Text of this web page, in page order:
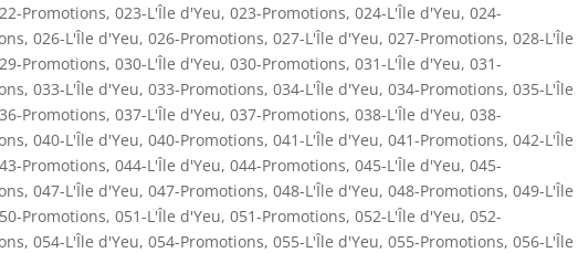
Promotions, 023-L'Île d'Yeu, 023-Promotions, 024-L'Île d'Yeu, 024-
, 026-L'Île d'Yeu, 026-Promotions, 027-L'Île d'Yeu, 027-Promotions, 028-L'Île
Promotions, 030-L'Île d'Yeu, 030-Promotions, 031-L'Île d'Yeu, 031-
, 033-L'Île d'Yeu, 033-Promotions, 034-L'Île d'Yeu, 034-Promotions, 035-L'Île
Promotions, 037-L'Île d'Yeu, 037-Promotions, 038-L'Île d'Yeu, 038-
, 040-L'Île d'Yeu, 040-Promotions, 041-L'Île d'Yeu, 041-Promotions, 042-L'Île
Promotions, 044-L'Île d'Yeu, 044-Promotions, 045-L'Île d'Yeu, 045-
, 047-L'Île d'Yeu, 047-Promotions, 048-L'Île d'Yeu, 048-Promotions, 049-L'Île
Promotions, 051-L'Île d'Yeu, 051-Promotions, 052-L'Île d'Yeu, 052-
, 054-L'Île d'Yeu, 054-Promotions, 055-L'Île d'Yeu, 055-Promotions, 056-L'Île